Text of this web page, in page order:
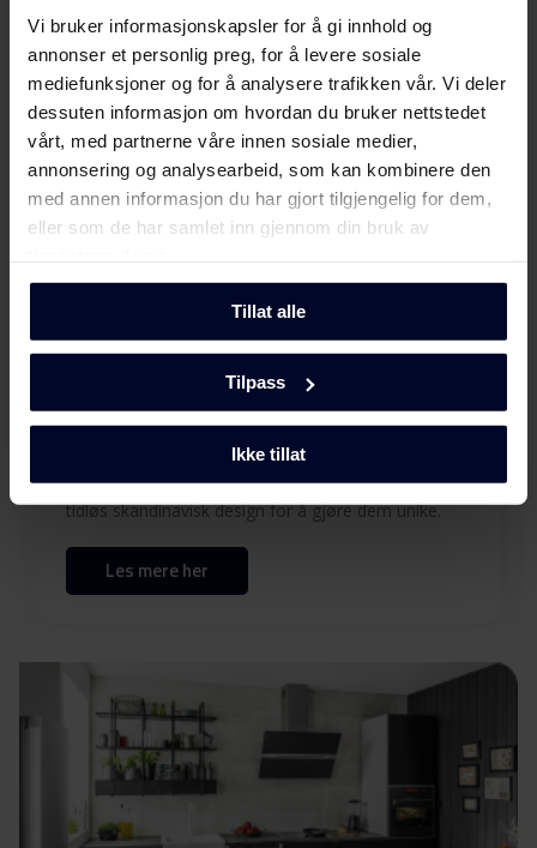
Vi bruker informasjonskapsler for å gi innhold og
annonser et personlig preg, for å levere sosiale
mediefunksjoner og for å analysere trafikken vår. Vi deler
dessuten informasjon om hvordan du bruker nettstedet
vårt, med partnerne våre innen sosiale medier,
annonsering og analysearbeid, som kan kombinere den
med annen informasjon du har gjort tilgjengelig for dem,
eller som de har samlet inn gjennom din bruk av
Tillat alle
Tilpass
Ikke tillat
Sikkerhetsinformasjon og
advarsler (FI)
Last ned
Sikkerhetsinformasjon og
advarsler (NO)
Last ned
Sikkerhetsinformasjon og
advarsler (SV)
Last ned
Sikkerhetsinformasjon og
advarsler (EN)
(EN,DK,FI,SV,NO)
Produktbilde VS 50781-90 B
Produktbilde VS 50781-
90 B
Produktbilde VS 50781-
90 B
Hent alt (12) Hent utvalgt
holdbarhet ved å utvikle miljøvennlige og
funksjonelle husholdningsapparater med
tidløs skandinavisk design for å gjøre dem unike.
Les mere her